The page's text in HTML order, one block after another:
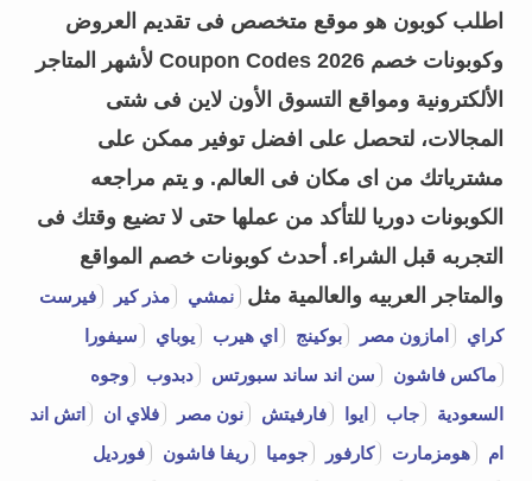
اطلب كوبون هو موقع متخصص فى تقديم العروض
وكوبونات خصم Coupon Codes 2026 لأشهر المتاجر
الألكترونية ومواقع التسوق الأون لاين فى شتى
المجالات، لتحصل على افضل توفير ممكن على
مشترياتك من اى مكان فى العالم. و يتم مراجعه
الكوبونات دوريا للتأكد من عملها حتى لا تضيع وقتك فى
التجربه قبل الشراء. أحدث كوبونات خصم المواقع
والمتاجر العربيه والعالمية مثل
نمشي مذر كير
فيرست
كراي
امازون مصر بوكينج اي هيرب يوباي
سيفورا
ماكس فاشون
سن اند ساند سبورتس دبدوب
وجوه
السعودية
جاب ايوا فارفيتش نون مصر فلاي ان
اتش اند
ام
هومزمارت كارفور جوميا ريفا فاشون
فورديل